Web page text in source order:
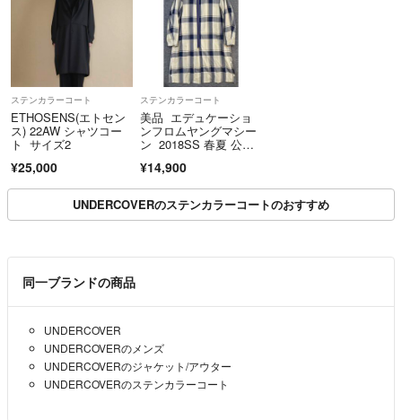
ステンカラーコート
ETHOSENS(エトセン
ス) 22AW シャツコー
ト サイズ2
¥25,000
ステンカラーコート
美品 エデュケーショ
ンフロムヤングマシー
ン 2018SS 春夏 公式
ドラスチェックコー
ト 定価4万 ラブレス
¥14,900
UNDERCOVERのステンカラーコートのおすすめ
同一ブランドの商品
UNDERCOVER
UNDERCOVERのメンズ
UNDERCOVERのジャケット/アウター
UNDERCOVERのステンカラーコート